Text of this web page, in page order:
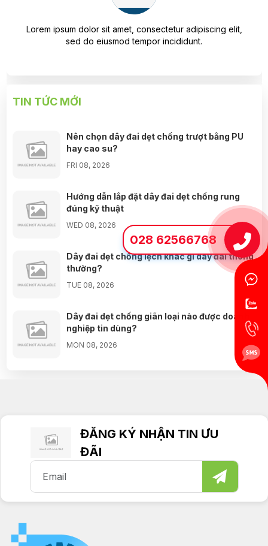
Bùi Đức Trung đã mua sản phẩm
Mang Ngọc Tuyền đã mua sản phẩm09/08/2026
Đặng Thị Thanh Hà đã mua sản phẩm
Trần Viết Đức đã mua sản phẩm
Nguyễn Minh Hiếu đã mua sản phẩm09/08/2026
Trần Phước Hưng đã mua sản phẩm09/08/2026
Nguyễn Thanh Bình đã mua sản phẩm09/08/2026
Bùi Đức Trung đã mua sản phẩm
Lorem ipsum dolor sit amet, consectetur adipiscing elit,
sed do eiusmod tempor incididunt.
TIN TỨC MỚI
Nên chọn dây đai dẹt chống trượt bằng PU
hay cao su?
FRI 08, 2026
Hướng dẫn lắp đặt dây đai dẹt chống rung
đúng kỹ thuật
WED 08, 2026
Dây đai dẹt chống lệch khác gì dây đai thông
thường?
TUE 08, 2026
Dây đai dẹt chống giãn loại nào được doanh
nghiệp tin dùng?
MON 08, 2026
Nên chọn dây đai dẹt bản 15mm bằng PU hay
Nhà cung cấp dây đai dẹt bản 25mm chất
lượng tại TP.HCM
Cách chọn dây curoa PU truyền động phù
ĐĂNG KÝ NHẬN TIN ƯU
ĐÃI
028 62566768